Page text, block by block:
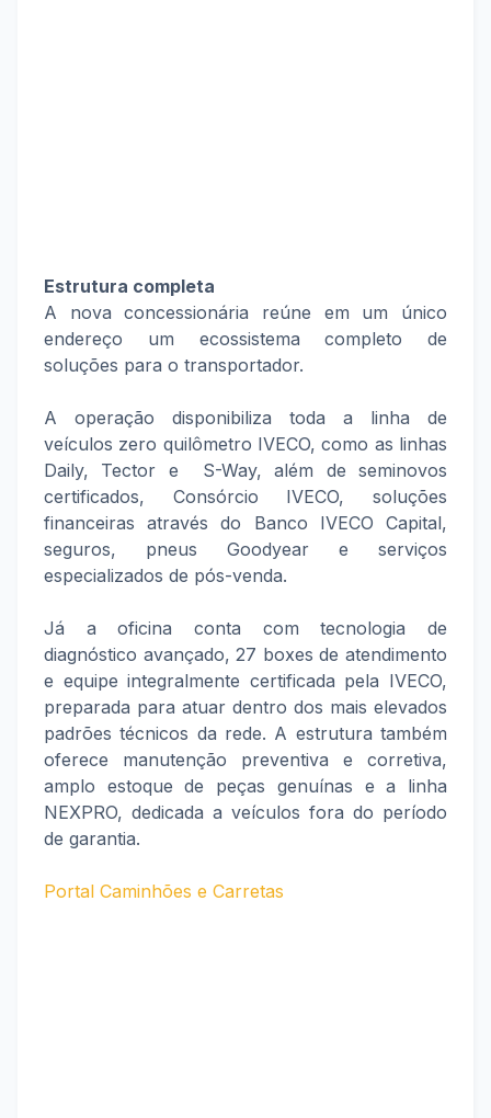
Estrutura completa
A nova concessionária reúne em um único
endereço um ecossistema completo de
soluções para o transportador.
A operação disponibiliza toda a linha de
veículos zero quilômetro IVECO, como as linhas
Daily, Tector e S-Way, além de seminovos
certificados, Consórcio IVECO, soluções
financeiras através do Banco IVECO Capital,
seguros, pneus Goodyear e serviços
especializados de pós-venda.
Já a oficina conta com tecnologia de
diagnóstico avançado, 27 boxes de atendimento
e equipe integralmente certificada pela IVECO,
preparada para atuar dentro dos mais elevados
padrões técnicos da rede. A estrutura também
oferece manutenção preventiva e corretiva,
amplo estoque de peças genuínas e a linha
NEXPRO, dedicada a veículos fora do período
de garantia.
Portal Caminhões e Carretas